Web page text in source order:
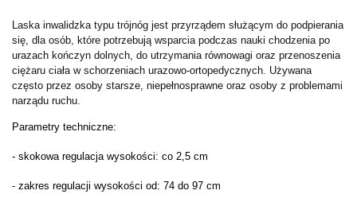
Laska inwalidzka typu trójnóg jest przyrządem służącym do podpierania
się, dla osób, które potrzebują wsparcia podczas nauki chodzenia po
urazach kończyn dolnych, do utrzymania równowagi oraz przenoszenia
ciężaru ciała w schorzeniach urazowo-ortopedycznych. Używana
często przez osoby starsze, niepełnosprawne oraz osoby z problemami
narządu ruchu.
Parametry techniczne:
- skokowa regulacja wysokości: co 2,5 cm
- zakres regulacji wysokości od: 74 do 97 cm